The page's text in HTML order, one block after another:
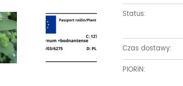
Kalmie
Status:
Czas dostawy:
PIORiN: